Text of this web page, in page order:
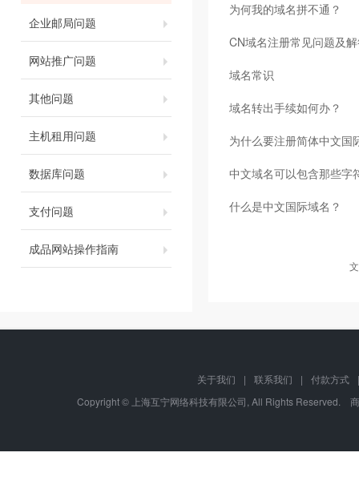
企业邮局问题
网站推广问题
其他问题
主机租用问题
数据库问题
支付问题
成品网站操作指南
为何我的域名拼不通？
CN域名注册常见问题及
域名常识
域名转出手续如何办？
为什么要注册简体中文国
中文域名可以包含那些字
什么是中文国际域名？
关于我们 | 联系我们 | 付款方式
|
Copyright © 上海互宁网络科技有限公司, All Rights Reserved.